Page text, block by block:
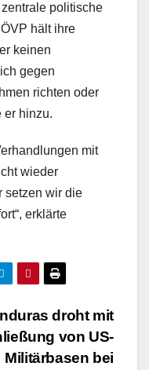
politische
hält ihre
keinen
gegen
richten oder
er hinzu.
mit
wieder
setzen wir die
erklärte
droht mit
von US-
Militärbasen bei